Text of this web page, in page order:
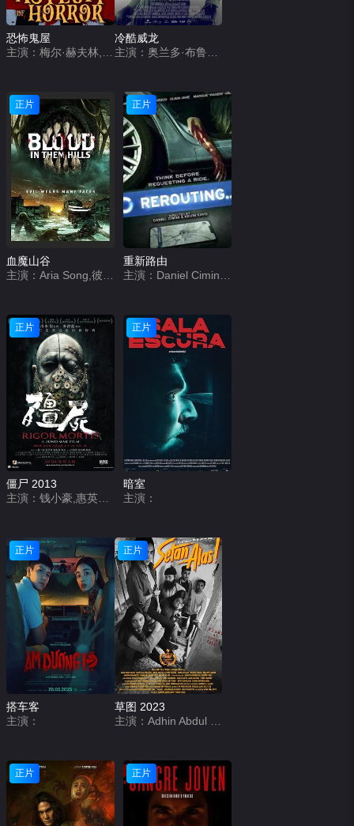
恐怖鬼屋
冷酷威龙
正片
血魔山谷
正片
重新路由
正片
僵尸 2013
正片
暗室
主演：
正片
搭车客
主演：
正片
草图 2023
主演：Adhin Abdul Hakim,Anastasia Herzigova,Putri Anggie
正片 正片